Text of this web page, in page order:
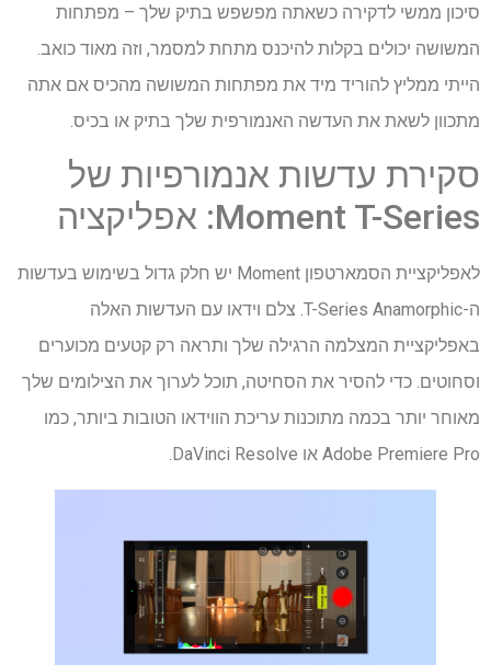
סיכון ממשי לדקירה כשאתה מפשפש בתיק שלך – מפתחות
המשושה יכולים בקלות להיכנס מתחת למסמר, וזה מאוד כואב.
הייתי ממליץ להוריד מיד את מפתחות המשושה מהכיס אם אתה
מתכוון לשאת את העדשה האנמורפית שלך בתיק או בכיס.
סקירת עדשות אנמורפיות של
Moment T-Series: אפליקציה
לאפליקציית הסמארטפון Moment יש חלק גדול בשימוש בעדשות
ה-T-Series Anamorphic. צלם וידאו עם העדשות האלה
באפליקציית המצלמה הרגילה שלך ותראה רק קטעים מכוערים
וסחוטים. כדי להסיר את הסחיטה, תוכל לערוך את הצילומים שלך
מאוחר יותר בכמה מתוכנות עריכת הווידאו הטובות ביותר, כמו
Adobe Premiere Pro או DaVinci Resolve.